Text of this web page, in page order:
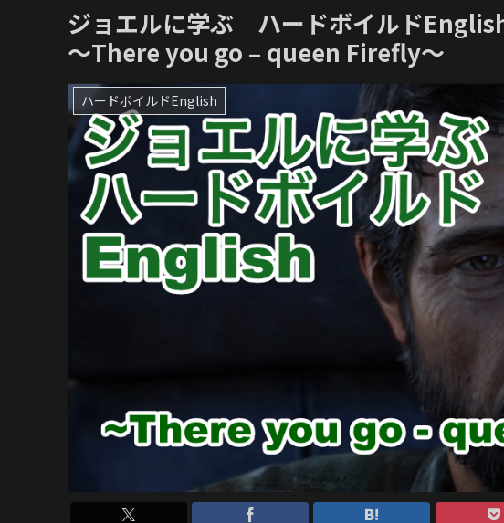
ジョエルに学ぶ ハードボイルド
〜There you go – queen Firefly〜
ハードボイルドEnglish